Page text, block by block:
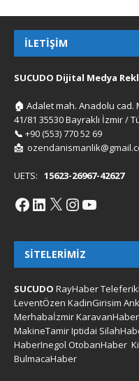
İLETIŞIM
SUCUDO Dijital Medya
🏠 Adalet mah. Anadolu cad.
41/81 35530 Bayraklı İzmir /
📞 +90 (553) 770 52 69
📩
UETS: 15623-26967-42627
SITELERIMIZ
SUCUDO RayHaber
LeventÖzen KadinGirisim
MerhabaİzmirKaravanHaber
MakineTamirIptidai
HaberInegol OtobanHaber
BulmacaHaber